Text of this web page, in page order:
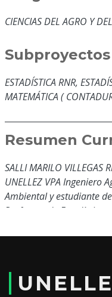
CIENCIAS DEL AGRO Y
ESTADÍSTICA RNR,
MATEMÁTICA (
Resumen
SALLI MARILO VILLEGAS
UNELLEZ VPA Ingeniero
Ambiental y estudiante
Profesora de Estadística
internacionales, 6
1578-8768. Marzo 2021.